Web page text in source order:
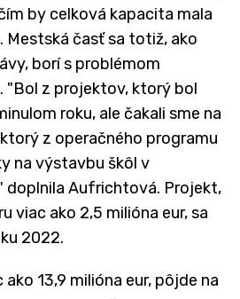
by celková kapacita mala
Mestská časť sa totiž, ako
borí s problémom
"Bol z projektov, ktorý bol
roku, ale čakali sme na
z operačného programu
na výstavbu škôl v
doplnila Aufrichtová. Projekt,
viac ako 2,5 milióna eur, sa
2022.
13,9 milióna eur, pôjde na